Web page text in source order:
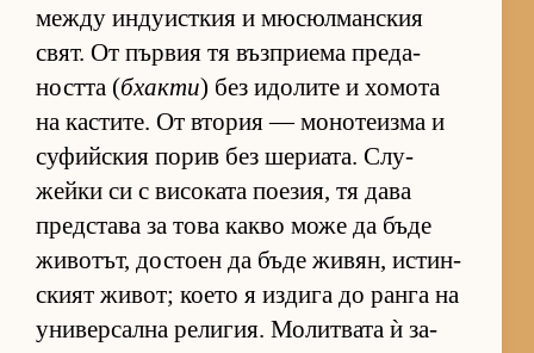
между ин­ду­ис­т­кия и мю­сюл­ман­с­кия
свят. От пър­вия тя въз­п­ри­ема пре­да­
ността (бхакти) без идо­лите и хо­мота
на кас­ти­те. От вто­рия — мо­но­те­изма и
су­фийс­кия по­рив без ше­ри­а­та. Слу­
жейки си с ви­со­ката по­е­зия, тя дава
пред­с­тава за това какво може да бъде
жи­во­тът, дос­тоен да бъде жи­вян, ис­тин­
с­кият жи­вот; ко­ето я из­дига до ранга на
уни­вер­сална ре­ли­гия. Мо­лит­вата ѝ за­